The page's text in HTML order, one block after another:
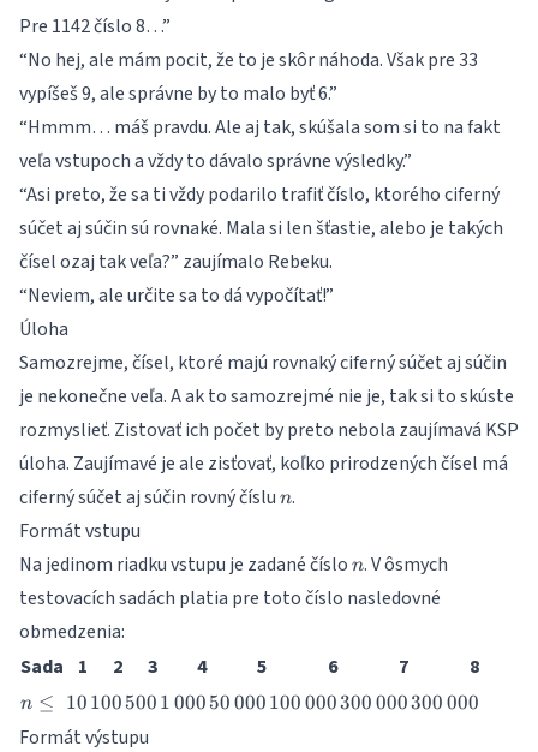
Pre 1142 číslo 8…”
“No hej, ale mám pocit, že to je skôr náhoda. Však pre 33
vypíšeš 9, ale správne by to malo byť 6.”
“Hmmm… máš pravdu. Ale aj tak, skúšala som si to na fakt
veľa vstupoch a vždy to dávalo správne výsledky.”
“Asi preto, že sa ti vždy podarilo trafiť číslo, ktorého ciferný
súčet aj súčin sú rovnaké. Mala si len šťastie, alebo je takých
čísel ozaj tak veľa?” zaujímalo Rebeku.
“Neviem, ale určite sa to dá vypočítať!”
Úloha
Samozrejme, čísel, ktoré majú rovnaký ciferný súčet aj súčin
je nekonečne veľa. A ak to samozrejmé nie je, tak si to skúste
rozmyslieť. Zistovať ich počet by preto nebola zaujímavá KSP
úloha. Zaujímavé je ale zisťovať, koľko prirodzených čísel má
ciferný súčet aj súčin rovný číslu n
n.
Formát vstupu
Na jedinom riadku vstupu je zadané číslo n
n. V ôsmych
testovacích sadách platia pre toto číslo nasledovné
obmedzenia:
Sada
1 2 3 4 5 6 7 8
n
n ≤ 10
10 100
100 500
500 1\,000
1 000 50\,000
50 000 100\,000
100 000 300\,000
300 000 300\,000
300 000
Formát výstupu